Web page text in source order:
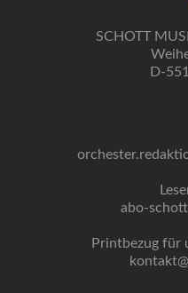
SCHOTT
D-
abo-
Printbezug für